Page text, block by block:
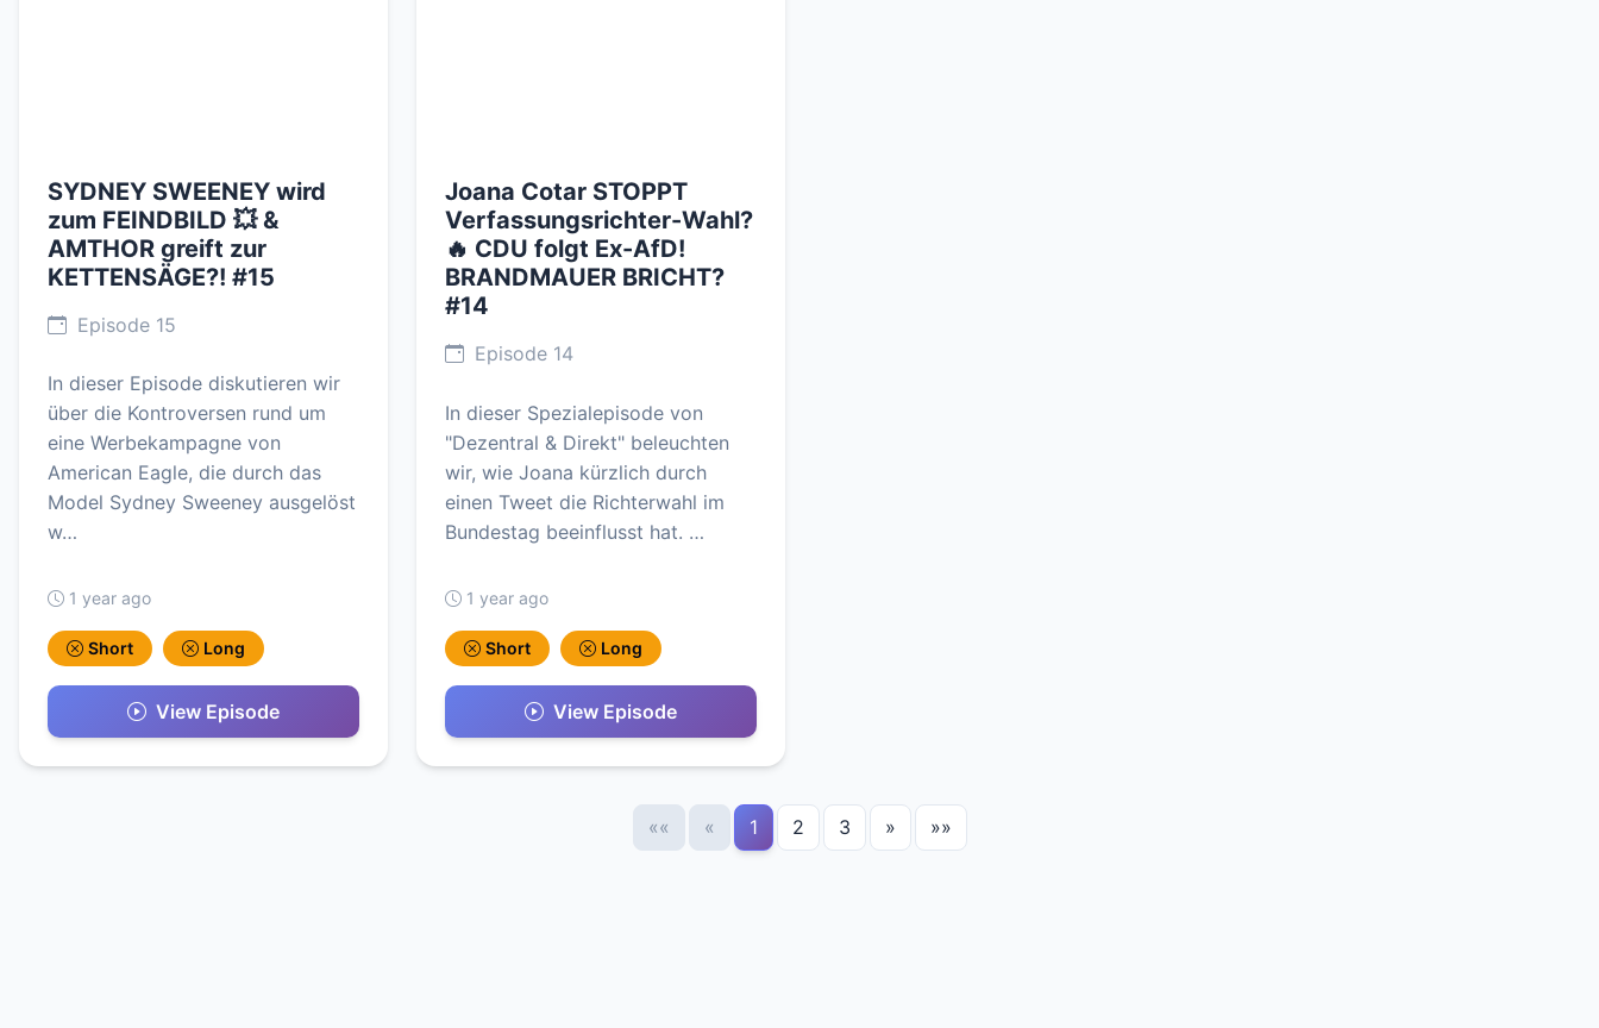
SYDNEY SWEENEY wird
zum FEINDBILD 💥 &
AMTHOR greift zur
KETTENSÄGE?! #15
Episode 15
In dieser Episode diskutieren wir
über die Kontroversen rund um
eine Werbekampagne von
American Eagle, die durch das
Model Sydney Sweeney ausgelöst
w…
1 year ago
Short Long
View Episode
Joana Cotar STOPPT
Verfassungsrichter-Wahl?
🔥 CDU folgt Ex-AfD!
BRANDMAUER BRICHT?
#14
Episode 14
In dieser Spezialepisode von
"Dezentral & Direkt" beleuchten
wir, wie Joana kürzlich durch
einen Tweet die Richterwahl im
Bundestag beeinflusst hat. …
1 year ago
Short Long
View Episode
«« « 1 2 3 » »»